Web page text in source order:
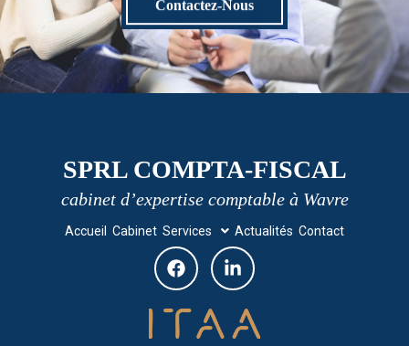
Contactez-Nous
SPRL COMPTA-FISCAL
cabinet d’expertise comptable à Wavre
Accueil Cabinet Services Actualités Contact